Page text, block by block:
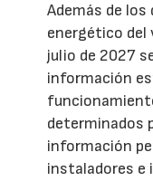
Además de
energético del
julio de 2027
información
determinados
información
instaladores e